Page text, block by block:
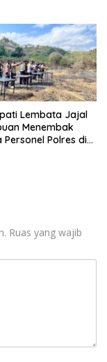
Lembata Jajal
Menembak
Personel Polres di
Ruas yang wajib